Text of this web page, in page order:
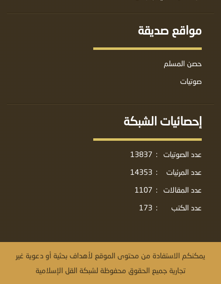
مواقع صديقة
حصن المسلم
صوتيات
إحصائيات الشبكة
عدد الصوتيات :
13837
عدد المرئيات
:
14353
عدد المقالات
:
1107
عدد الكتب
:
173
يمكنكم الاستفادة من محتوى الموقع لأهداف بحثية أو دعوية غير
تجارية جميع الحقوق محفوظة لشبكة القل الإسلامية